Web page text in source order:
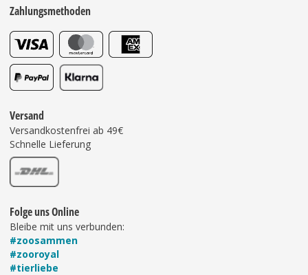
Zahlungsmethoden
Versand
Versandkostenfrei ab 49€
Schnelle Lieferung
Folge uns Online
Bleibe mit uns verbunden:
#zoosammen
#zooroyal
#tierliebe